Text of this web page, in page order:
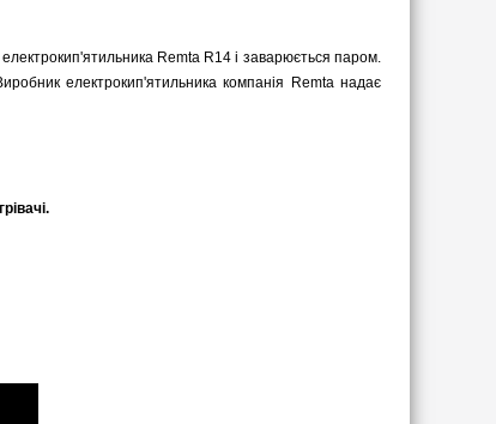
Remta R14 і заварюється паром.
електрокип'ятильника компанія Remta надає